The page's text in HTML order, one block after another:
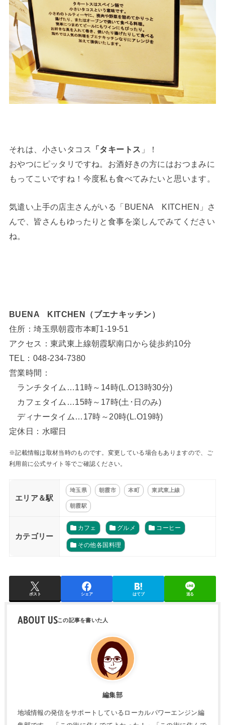
それは、小さいタコス 「タキートス 」！
おやつにピッタリですね。お酒好きの方にはおつまみに
もってこいですね！今度私も食べてみたいと思います。
気遣い上手の店主さんがいる「BUENA KITCHEN」さ
んで、皆さんもゆったりと食事を楽しんでみてください
ね。
BUENA KITCHEN（ブエナキッチン）
住所：埼玉県朝霞市本町1-19-51
アクセス：東武東上線朝霞駅南口から徒歩約10分
TEL：048-234-7380
営業時間：
ランチタイム…11時～14時(L.O13時30分)
カフェタイム…15時～17時(土･日のみ)
ディナータイム…17時～20時(L.O19時)
定休日：水曜日
※記載情報は取材当時のものです。変更している場合もありますので、ご
利用前に公式サイト等でご確認ください。
エリア＆駅
埼玉県 朝霞市 本町 東武東上線
朝霞駅
カテゴリー
カフェ グルメ コーヒー
その他各国料理
ポスト シェア はてブ 送る
ABOUT US
編集部
地域情報の発信をサポートしているローカルパワーエンジン編